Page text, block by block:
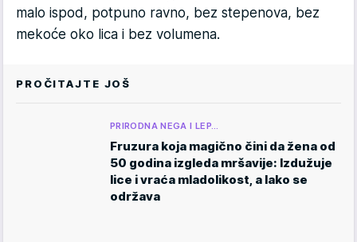
malo ispod, potpuno ravno, bez stepenova, bez
mekoće oko lica i bez volumena.
PROČITAJTE JOŠ
PRIRODNA NEGA I LEP…
Fruzura koja magično čini da žena od
50 godina izgleda mršavije: Izdužuje
lice i vraća mladolikost, a lako se
održava